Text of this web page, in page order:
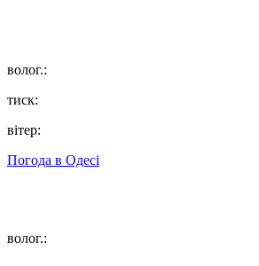
волог.:
тиск:
вітер:
Погода в Одесі
волог.: